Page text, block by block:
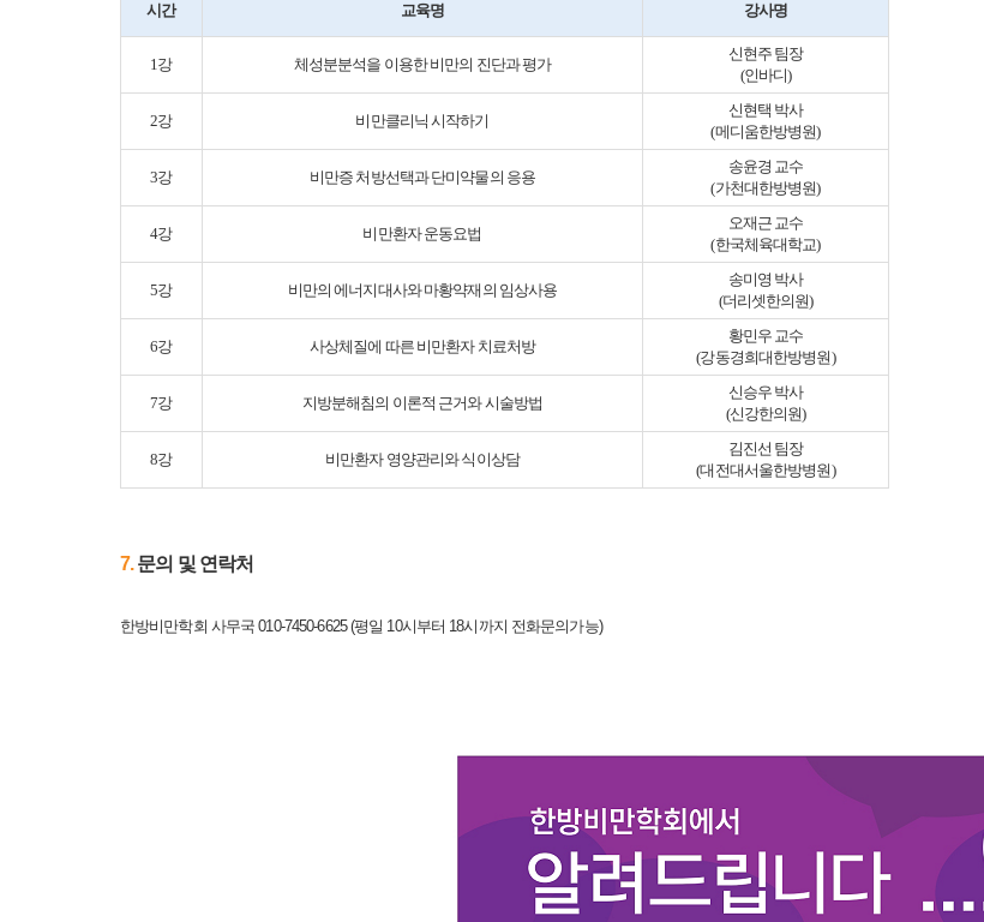
시간 교육명 강사명
1강 체성분분석을 이용한 비만의 진단과 평가
신현주 팀장
(인바디)
2강 비만클리닉 시작하기
신현택 박사
(메디움한방병원)
3강 비만증 처방선택과 단미약물의 응용
송윤경 교수
(가천대한방병원)
4강 비만환자 운동요법
오재근 교수
(한국체육대학교)
5강 비만의 에너지대사와 마황약재의 임상사용
송미영 박사
(더리셋한의원)
6강 사상체질에 따른 비만환자 치료처방
황민우 교수
(강동경희대한방병원)
7강 지방분해침의 이론적 근거와 시술방법
신승우 박사
(신강한의원)
8강 비만환자 영양관리와 식이상담
김진선 팀장
(대전대서울한방병원)
7.​문의 및 연락처
한방비만학회 사무국 010-7450-6625 (평일 10시부터 18시까지 전화문의가능)